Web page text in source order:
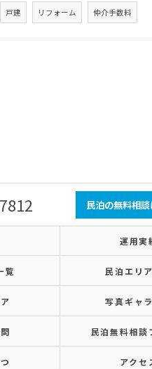
戸建 リフォーム 仲介手数料
民泊の無料相
運用実
覧 民泊エリ
写真ギャ
民泊無料相談
アクセ